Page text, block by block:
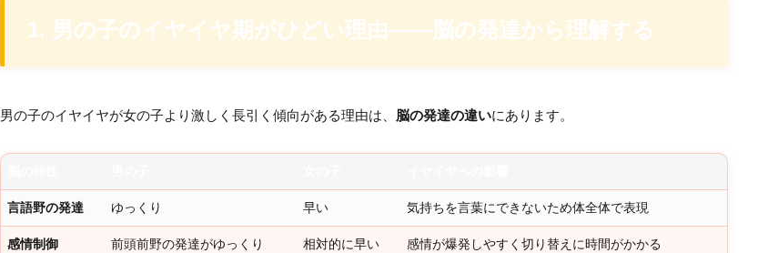
1. 男の子のイヤイヤ期がひどい理由——脳の発達から理解する
男の子のイヤイヤが女の子より激しく長引く傾向がある理由は、 脳の発達の違いにあります。
言語野の発達 ゆっくり 早い 気持ちを言葉にできないため体全体で表現
感情制御 前頭前野の発達がゆっくり 相対的に早い 感情が爆発しやすく切り替えに時間がかかる